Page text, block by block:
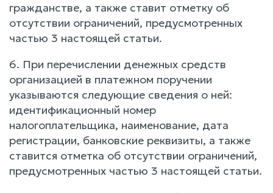
гражданстве, а также ставит отметку об
отсутствии ограничений, предусмотренных
частью 3 настоящей статьи.
6. При перечислении денежных средств
организацией в платежном поручении
указываются следующие сведения о ней:
идентификационный номер
налогоплательщика, наименование, дата
регистрации, банковские реквизиты, а также
ставится отметка об отсутствии ограничений,
предусмотренных частью 3 настоящей статьи.